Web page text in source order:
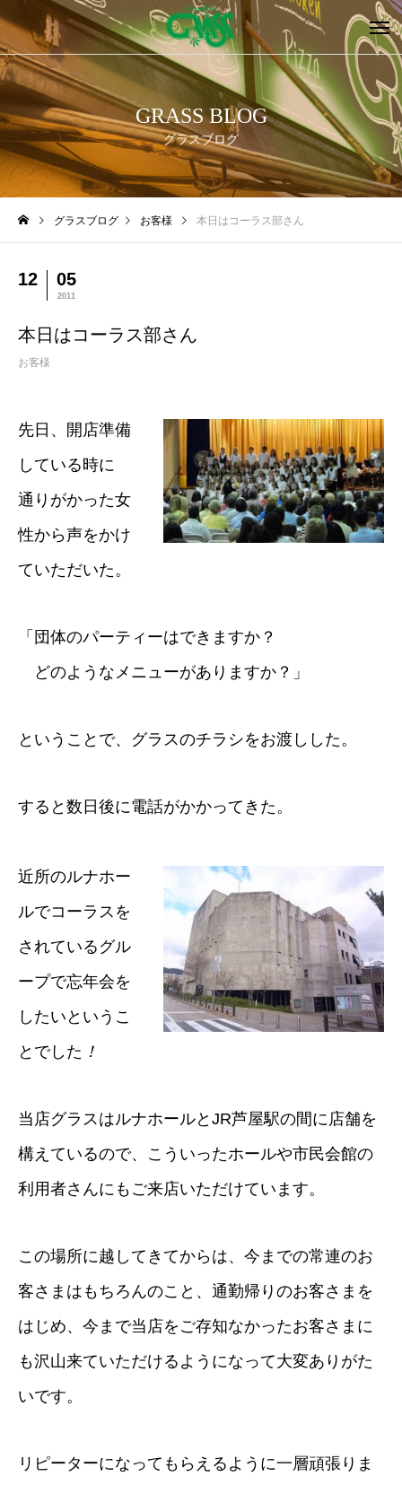
GRASS BLOG
グラスブログ
グラスブログ お客様 本日はコーラス部さん
12 05
2011
本日はコーラス部さん
お客様
先日、開店準備
している時に
通りがかった女
性から声をかけ
ていただいた。
「団体のパーティーはできますか？
どのようなメニューがありますか？」
ということで、グラスのチラシをお渡しした。
すると数日後に電話がかかってきた。
近所のルナホー
ルでコーラスを
されているグル
ープで忘年会を
したいというこ
とでした ！
当店グラスはルナホールとJR芦屋駅の間に店舗を
構えているので、こういったホールや市民会館の
利用者さんにもご来店いただけています。
この場所に越してきてからは、今までの常連のお
客さまはもちろんのこと、通勤帰りのお客さまを
はじめ、今まで当店をご存知なかったお客さまに
も沢山来ていただけるようになって大変ありがた
いです。
リピーターになってもらえるように一層頑張りま